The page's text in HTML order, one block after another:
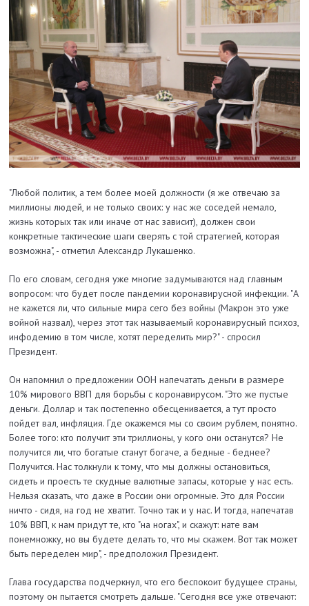
"Любой политик, а тем более моей должности (я же отвечаю за
миллионы людей, и не только своих: у нас же соседей немало,
жизнь которых так или иначе от нас зависит), должен свои
конкретные тактические шаги сверять с той стратегией, которая
возможна", - отметил Александр Лукашенко.
По его словам, сегодня уже многие задумываются над главным
вопросом: что будет после пандемии коронавирусной инфекции. "А
не кажется ли, что сильные мира сего без войны (Макрон это уже
войной назвал), через этот так называемый коронавирусный психоз,
инфодемию в том числе, хотят переделить мир?" - спросил
Президент.
Он напомнил о предложении ООН напечатать деньги в размере
10% мирового ВВП для борьбы с коронавирусом. "Это же пустые
деньги. Доллар и так постепенно обесценивается, а тут просто
пойдет вал, инфляция. Где окажемся мы со своим рублем, понятно.
Более того: кто получит эти триллионы, у кого они останутся? Не
получится ли, что богатые станут богаче, а бедные - беднее?
Получится. Нас толкнули к тому, что мы должны остановиться,
сидеть и проесть те скудные валютные запасы, которые у нас есть.
Нельзя сказать, что даже в России они огромные. Это для России
ничто - сидя, на год не хватит. Точно так и у нас. И тогда, напечатав
10% ВВП, к нам придут те, кто "на ногах", и скажут: нате вам
понемножку, но вы будете делать то, что мы скажем. Вот так может
быть переделен мир", - предположил Президент.
Глава государства подчеркнул, что его беспокоит будущее страны,
поэтому он пытается смотреть дальше. "Сегодня все уже отвечают: